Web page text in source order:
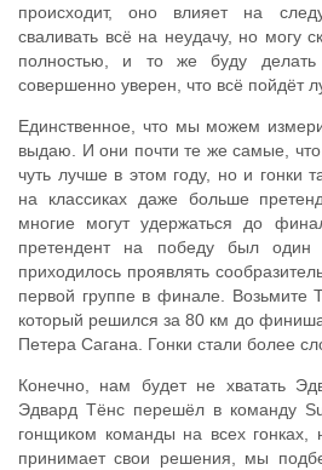
происходит, оно влияет на
сваливать всё на неудачу, но могу
полностью, и то же буду
совершенно уверен, что всё пойдёт
Единственное, что мы можем
выдаю. И они почти те же самые,
чуть лучше в этом году, но и гонки
на классиках даже больше
многие могут удержаться до
претендент на победу был
приходилось проявлять
первой группе в финале. Возьмите
который решился за 80 км до
Петера Сагана. Гонки стали более
Конечно, нам будет не хватать
Эдвард Тёнс перешёл в команду
гонщиком команды на всех гонках,
принимает свои решения, мы